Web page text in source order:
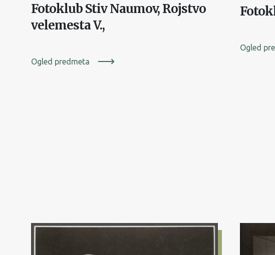
Fotoklub Stiv Naumov, Rojstvo
velemesta V.,
Ogled predmeta
Ogled